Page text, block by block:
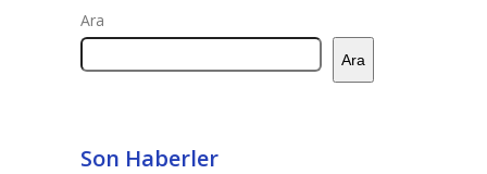
Ara
Ara
Son Haberler